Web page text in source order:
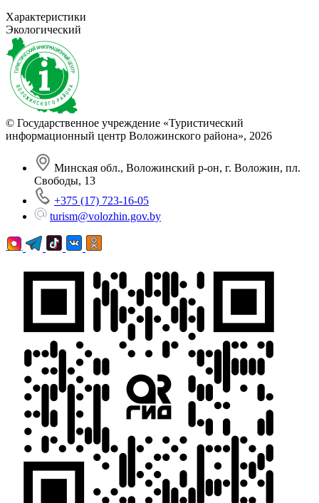
Характеристики
Экологический
© Государственное учреждение «Туристический
информационный центр Воложинского района», 2026
Минская обл., Воложинский р-он, г. Воложин, пл.
Свободы, 13
+375 (17) 723-16-05
turism@volozhin.gov.by